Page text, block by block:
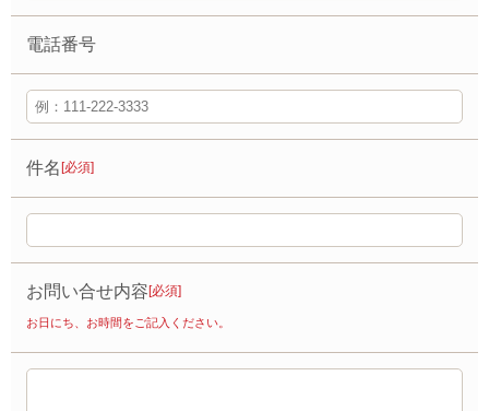
電話番号
件名 [必須]
お問い合せ内容 [必須]
お日にち、お時間をご記入ください。